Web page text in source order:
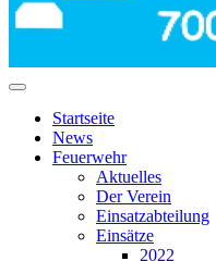
Startseite
News
Feuerwehr
Aktuelles
Der Verein
Einsatzabteilung
Einsätze
2022